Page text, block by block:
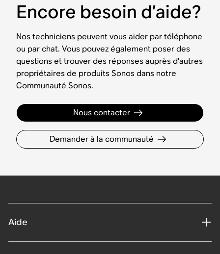
Encore besoin d’aide?
Nos techniciens peuvent vous aider par téléphone
ou par chat. Vous pouvez également poser des
questions et trouver des réponses auprès d'autres
propriétaires de produits Sonos dans notre
Communauté Sonos.
Nous contacter
Demander à la communauté
Aide